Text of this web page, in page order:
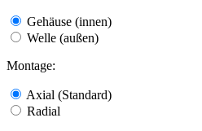
Gehäuse (innen)
Welle (außen)
Montage:
Axial (Standard)
Radial